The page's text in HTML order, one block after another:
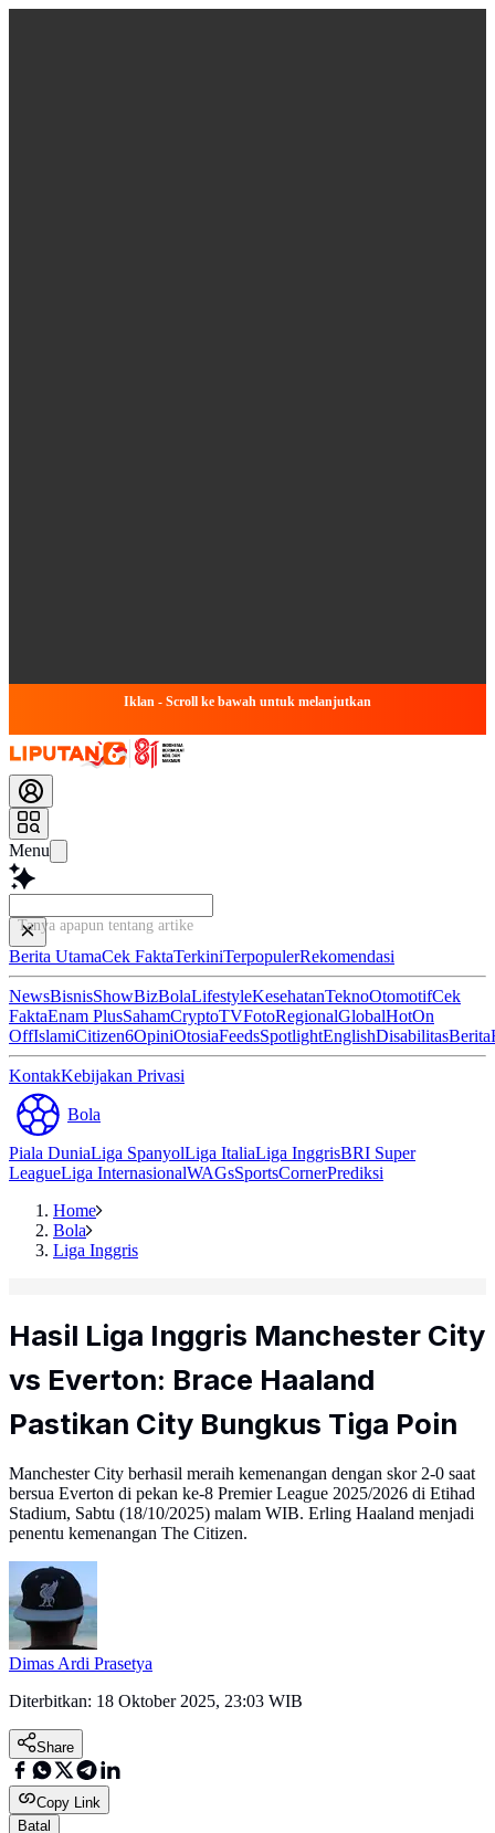
Iklan - Scroll ke bawah untuk melanjutkan
Menu
Tanya apapun tentang artikel ini...
Berita UtamaCek FaktaTerkiniTerpopulerRekomendasi
NewsBisnisShowBizBolaLifestyleKesehatanTeknoOtomotifCek
FaktaEnam PlusSahamCryptoTVFotoRegionalGlobalHotOn
OffIslamiCitizen6OpiniOtosiaFeedsSpotlightEnglishDisabilitasBerita
KontakKebijakan Privasi
Bola
Piala DuniaLiga SpanyolLiga ItaliaLiga InggrisBRI Super
LeagueLiga InternasionalWAGsSportsCornerPrediksi
Home
Bola
Liga Inggris
Hasil Liga Inggris Manchester City
vs Everton: Brace Haaland
Pastikan City Bungkus Tiga Poin
Manchester City berhasil meraih kemenangan dengan skor 2-0 saat
bersua Everton di pekan ke-8 Premier League 2025/2026 di Etihad
Stadium, Sabtu (18/10/2025) malam WIB. Erling Haaland menjadi
penentu kemenangan The Citizen.
Dimas Ardi Prasetya
Diterbitkan: 18 Oktober 2025, 23:03 WIB
Share
Copy Link
Batal